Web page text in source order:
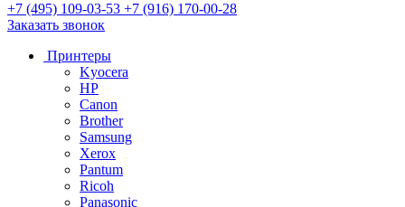
+7 (495) 109-03-53 +7 (916) 170-00-28
Заказать звонок
Принтеры
Kyocera
HP
Canon
Brother
Samsung
Xerox
Pantum
Ricoh
Panasonic